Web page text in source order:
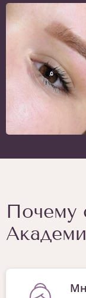
Почему